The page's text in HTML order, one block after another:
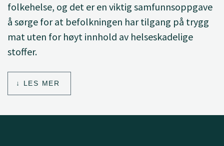
folkehelse, og det er en viktig samfunnsoppgave
å sørge for at befolkningen har tilgang på trygg
mat uten for høyt innhold av helseskadelige
stoffer.
LES MER